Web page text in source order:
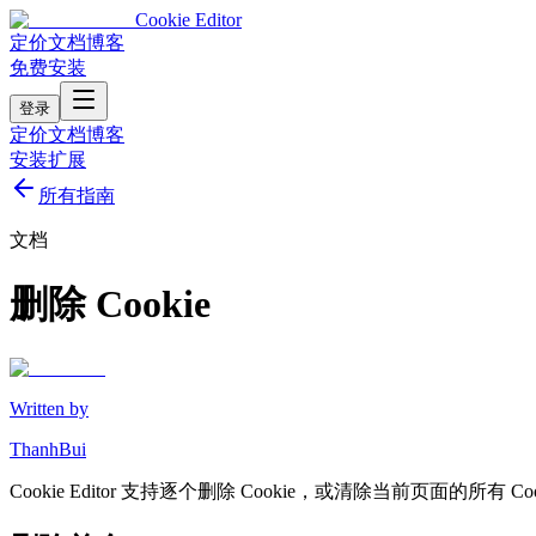
Cookie Editor
定价文档博客
免费安装
登录
定价文档博客
安装扩展
所有指南
文档
删除 Cookie
Written by
ThanhBui
Cookie Editor 支持逐个删除 Cookie，或清除当前页面的所有